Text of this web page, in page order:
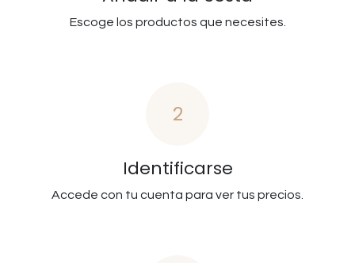
Escoge los productos que necesites.
2
Identificarse
Accede con tu cuenta para ver tus precios.